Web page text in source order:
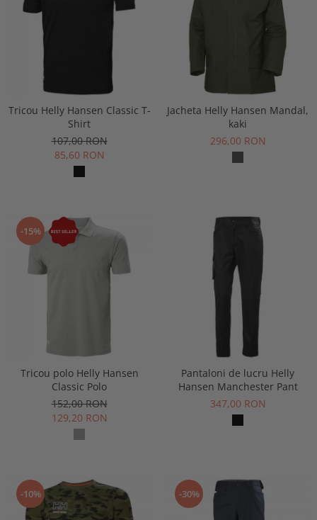
Tricou Helly Hansen Classic T-
Shirt
107,00 RON
85,60 RON
Jacheta Helly Hansen Mandal,
kaki
296,00 RON
-15%
Tricou polo Helly Hansen
Classic Polo
152,00 RON
129,20 RON
Pantaloni de lucru Helly
Hansen Manchester Pant
347,00 RON
-10% -30%